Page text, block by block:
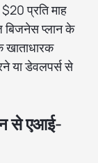
प्रति माह
बिजनेस प्लान के
खाताधारक
या डेवलपर्स से
से एआई-